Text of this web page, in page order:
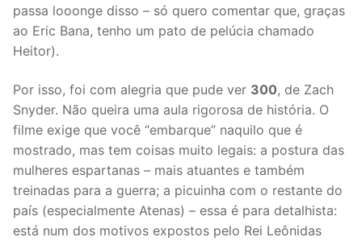
passa looonge disso – só quero comentar que, graças
ao Eric Bana, tenho um pato de pelúcia chamado
Heitor).
Por isso, foi com alegria que pude ver 300, de Zach
Snyder. Não queira uma aula rigorosa de história. O
filme exige que você “embarque” naquilo que é
mostrado, mas tem coisas muito legais: a postura das
mulheres espartanas – mais atuantes e também
treinadas para a guerra; a picuinha com o restante do
país (especialmente Atenas) – essa é para detalhista:
está num dos motivos expostos pelo Rei Leônidas